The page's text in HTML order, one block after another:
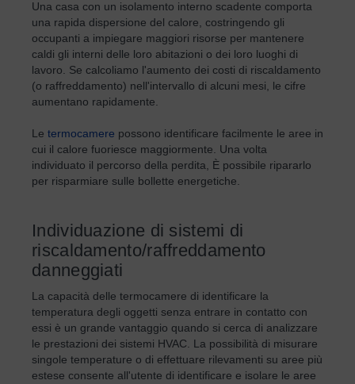
Una casa con un isolamento interno scadente comporta
una rapida dispersione del calore, costringendo gli
occupanti a impiegare maggiori risorse per mantenere
caldi gli interni delle loro abitazioni o dei loro luoghi di
lavoro. Se calcoliamo l'aumento dei costi di riscaldamento
(o raffreddamento) nell'intervallo di alcuni mesi, le cifre
aumentano rapidamente.
Le termocamere possono identificare facilmente le aree in
cui il calore fuoriesce maggiormente. Una volta
individuato il percorso della perdita, È possibile ripararlo
per risparmiare sulle bollette energetiche.
Individuazione di sistemi di
riscaldamento/raffreddamento
danneggiati
La capacità delle termocamere di identificare la
temperatura degli oggetti senza entrare in contatto con
essi è un grande vantaggio quando si cerca di analizzare
le prestazioni dei sistemi HVAC. La possibilità di misurare
singole temperature o di effettuare rilevamenti su aree più
estese consente all'utente di identificare e isolare le aree